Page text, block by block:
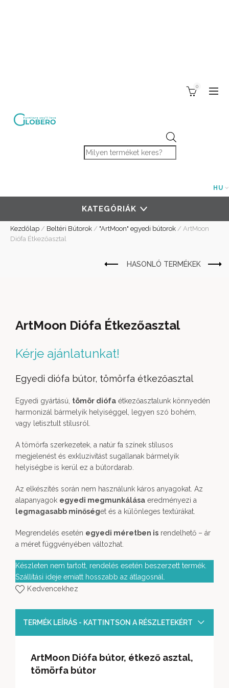
Products search
0
HU
KATEGÓRIÁK
Kezdőlap / Beltéri Bútorok / "ArtMoon" egyedi bútorok / ArtMoon
Diófa Étkezőasztal
ArtMoon Diófa Étkezőasztal
Kérje ajánlatunkat!
Egyedi diófa bútor, tömörfa étkezőasztal
Egyedi gyártású, tömör diófa étkezőasztalunk könnyedén
harmonizál bármelyik helyiséggel, legyen szó bohém,
vagy letisztult stílusról.
A tömörfa szerkezetek, a natúr fa színek stílusos
megjelenést és exkluzivitást sugallanak bármelyik
helyiségbe is kerül ez a bútordarab.
Az elkészítés során nem használunk káros anyagokat. Az
alapanyagok egyedi megmunkálása eredményezi a
legmagasabb minőséget és a különleges textúrákat.
Megrendelés esetén egyedi méretben is rendelhető – ár
a méret függvényében változhat.
Készleten nem tartott, rendelés esetén beszerzett termék.
Szállítási ideje emiatt hosszabb az átlagosnál.
Kedvencekhez
TERMÉK LEÍRÁS - KATTINTSON A RÉSZLETEKÉRT
ArtMoon Diófa bútor, étkező asztal,
tömörfa bútor